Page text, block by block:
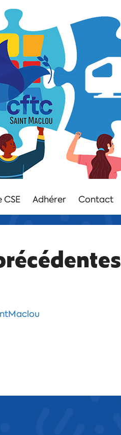
CSE Adhérer Contact